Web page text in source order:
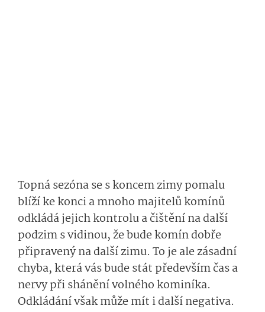
Topná sezóna se s koncem zimy pomalu
blíží ke konci a mnoho majitelů komínů
odkládá jejich kontrolu a čištění na další
podzim s vidinou, že bude komín dobře
připravený na další zimu. To je ale zásadní
chyba, která vás bude stát především čas a
nervy při shánění volného kominíka.
Odkládání však může mít i další negativa.